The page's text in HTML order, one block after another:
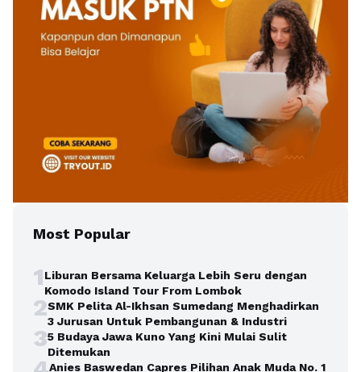
Most Popular
1Liburan Bersama Keluarga Lebih Seru dengan
Komodo Island Tour From Lombok
2SMK Pelita Al-Ikhsan Sumedang Menghadirkan
3 Jurusan Untuk Pembangunan & Industri
35 Budaya Jawa Kuno Yang Kini Mulai Sulit
Ditemukan
Anies Baswedan Capres Pilihan Anak Muda No. 1